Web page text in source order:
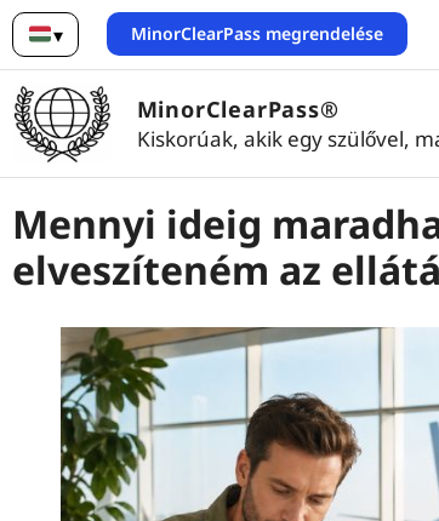
▾
Magyar
MinorClearPass megrendelése
MinorClearPass®
Kiskorúak, akik egy szülővel,
Mennyi ideig
elveszíteném az